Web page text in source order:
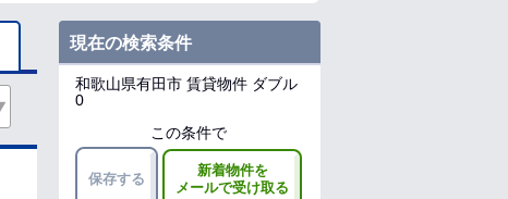
現在の検索条件
和歌山県有田市 賃貸物件 ダブル
0
この条件で
保存する
新着物件を
メールで受け取る